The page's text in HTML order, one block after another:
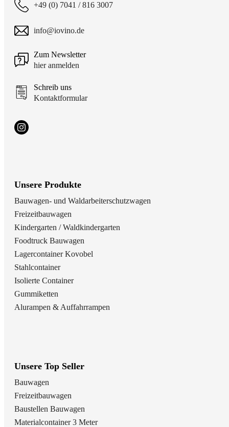
+49 (0) 7041 / 816 3007
info@iovino.de
Zum Newsletter
hier anmelden
Schreib uns
Kontaktformular
Unsere Produkte
Bauwagen- und Waldarbeiterschutzwagen
Freizeitbauwagen
Kindergarten / Waldkindergarten
Foodtruck Bauwagen
Lagercontainer Kovobel
Stahlcontainer
Isolierte Container
Gummiketten
Alurampen & Auffahrrampen
Unsere Top Seller
Bauwagen
Freizeitbauwagen
Baustellen Bauwagen
Materialcontainer 3 Meter